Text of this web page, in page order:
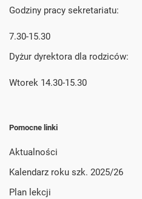
Godziny pracy sekretariatu:
7.30-15.30
Dyżur dyrektora dla rodziców:
Wtorek 14.30-15.30
Pomocne linki
Aktualności
Kalendarz roku szk. 2025/26
Plan lekcji